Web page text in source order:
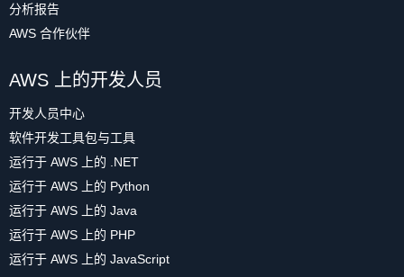
分析报告
AWS 合作伙伴
AWS 上的开发人员
开发人员中心
软件开发工具包与工具
运行于 AWS 上的 .NET
运行于 AWS 上的 Python
运行于 AWS 上的 Java
运行于 AWS 上的 PHP
运行于 AWS 上的 JavaScript